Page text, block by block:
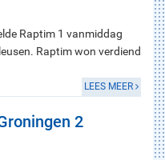
Raptim 1 vanmiddag
Raptim won verdiend
LEES MEER
2